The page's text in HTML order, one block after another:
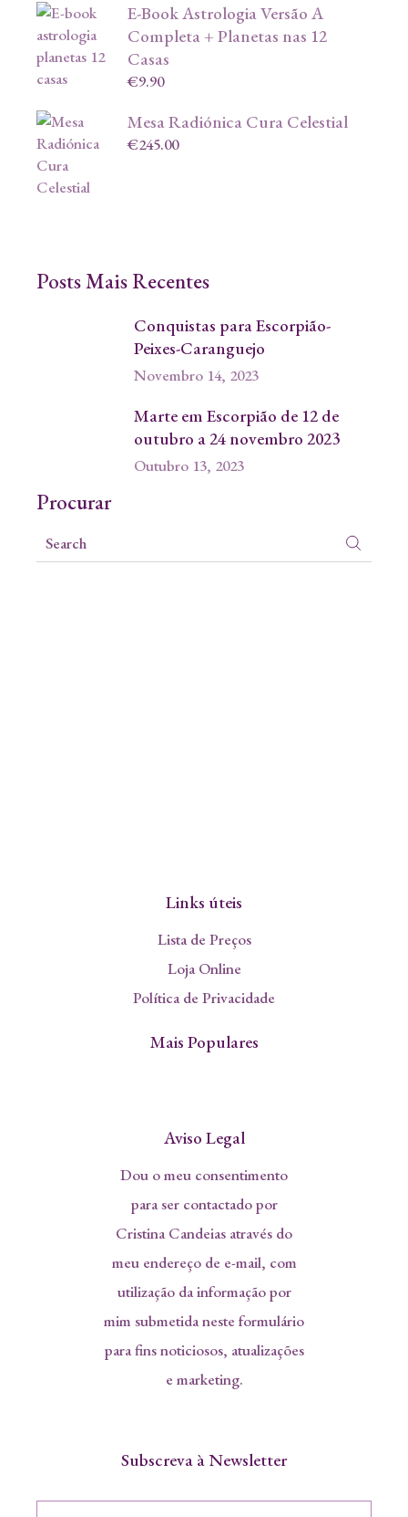
E-Book Astrologia Versão A
Completa + Planetas nas 12
Casas
€9.90
Mesa Radiónica Cura Celestial
€245.00
Posts Mais Recentes
Conquistas para Escorpião-
Peixes-Caranguejo
Novembro 14, 2023
Marte em Escorpião de 12 de
outubro a 24 novembro 2023
Outubro 13, 2023
Procurar
Links úteis
Lista de Preços
Loja Online
Política de Privacidade
Mais Populares
Aviso Legal
Dou o meu consentimento
para ser contactado por
Cristina Candeias através do
meu endereço de e-mail, com
utilização da informação por
mim submetida neste formulário
para fins noticiosos, atualizações
e marketing.
Subscreva à Newsletter